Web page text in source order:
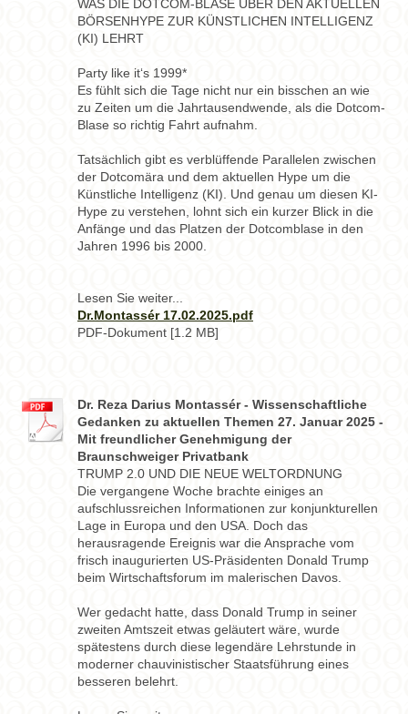
WAS DIE DOTCOM-BLASE ÜBER DEN AKTUELLEN
BÖRSENHYPE ZUR KÜNSTLICHEN INTELLIGENZ
(KI) LEHRT
Party like it‘s 1999*
Es fühlt sich die Tage nicht nur ein bisschen an wie
zu Zeiten um die Jahrtausendwende, als die Dotcom-
Blase so richtig Fahrt aufnahm.
Tatsächlich gibt es verblüffende Parallelen zwischen
der Dotcomära und dem aktuellen Hype um die
Künstliche Intelligenz (KI). Und genau um diesen KI-
Hype zu verstehen, lohnt sich ein kurzer Blick in die
Anfänge und das Platzen der Dotcomblase in den
Jahren 1996 bis 2000.
Lesen Sie weiter...
Dr.Montassér 17.02.2025.pdf
PDF-Dokument [1.2 MB]
Dr. Reza Darius Montassér - Wissenschaftliche
Gedanken zu aktuellen Themen 27. Januar 2025 -
Mit freundlicher Genehmigung der
Braunschweiger Privatbank
TRUMP 2.0 UND DIE NEUE WELTORDNUNG
Die vergangene Woche brachte einiges an
aufschlussreichen Informationen zur konjunkturellen
Lage in Europa und den USA. Doch das
herausragende Ereignis war die Ansprache vom
frisch inaugurierten US-Präsidenten Donald Trump
beim Wirtschaftsforum im malerischen Davos.
Wer gedacht hatte, dass Donald Trump in seiner
zweiten Amtszeit etwas geläutert wäre, wurde
spätestens durch diese legendäre Lehrstunde in
moderner chauvinistischer Staatsführung eines
besseren belehrt.